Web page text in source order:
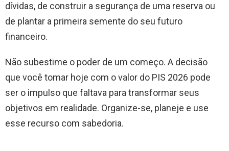
dívidas, de construir a segurança de uma reserva ou
de plantar a primeira semente do seu futuro
financeiro.
Não subestime o poder de um começo. A decisão
que você tomar hoje com o valor do PIS 2026 pode
ser o impulso que faltava para transformar seus
objetivos em realidade. Organize-se, planeje e use
esse recurso com sabedoria.